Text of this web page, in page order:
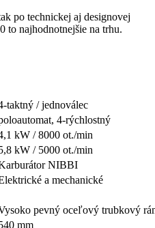
po technickej aj designovej
to najhodnotnejšie na trhu.
taktný / jednoválec
4-rýchlostný
kW / 8000 ot./min
kW / 5000 ot./min
NIBBI
a mechanické
pevný oceľový trubkový
mm